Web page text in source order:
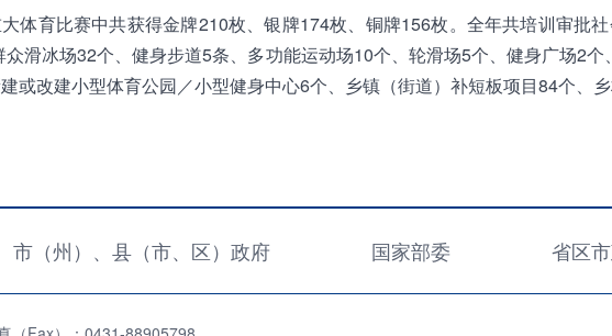
体育比赛中共获得金牌210枚、银牌174枚、铜牌156枚。全年共培训审批
滑冰场32个、健身步道5条、多功能运动场10个、轮滑场5个、健身广场2
或改建小型体育公园／小型健身中心6个、乡镇（街道）补短板项目84个、乡
市（州）、县（市、区）政府 国家部委 省区